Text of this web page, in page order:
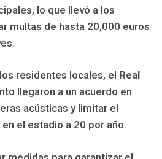
lo que llevó a los
multas de hasta 20,000 euros
residentes locales, el Real
llegaron a un acuerdo en
acústicas y limitar el
el estadio a 20 por año.